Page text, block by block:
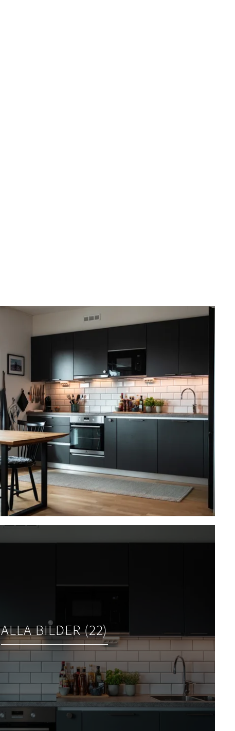
ALLA BILDER (22)